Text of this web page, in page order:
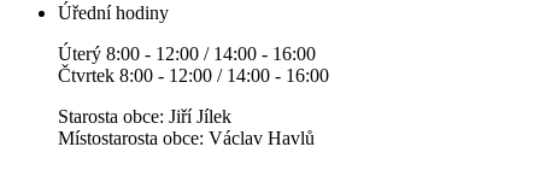
Úřední hodiny
Úterý 8:00 - 12:00 / 14:00 - 16:00
Čtvrtek 8:00 - 12:00 / 14:00 - 16:00
Starosta obce: Jiří Jílek
Místostarosta obce: Václav Havlů